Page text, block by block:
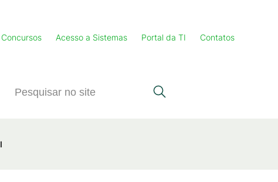
Concursos Acesso a Sistemas Portal da TI Contatos